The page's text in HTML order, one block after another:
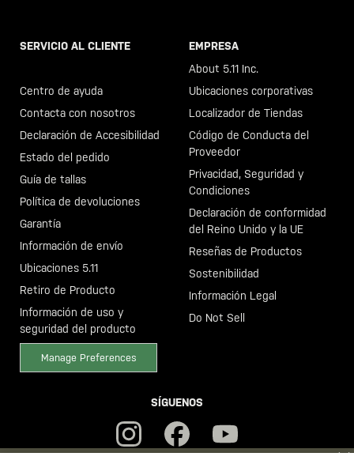
SERVICIO AL CLIENTE
Centro de ayuda
Contacta con nosotros
Declaración de Accesibilidad
Estado del pedido
Guía de tallas
Política de devoluciones
Garantía
Información de envío
Ubicaciones 5.11
Retiro de Producto
Información de uso y
seguridad del producto
Manage Preferences
EMPRESA
About 5.11 Inc.
Ubicaciones corporativas
Localizador de Tiendas
Código de Conducta del
Proveedor
Privacidad, Seguridad y
Condiciones
Declaración de conformidad
del Reino Unido y la UE
Reseñas de Productos
Sostenibilidad
Información Legal
Do Not Sell
SÍGUENOS